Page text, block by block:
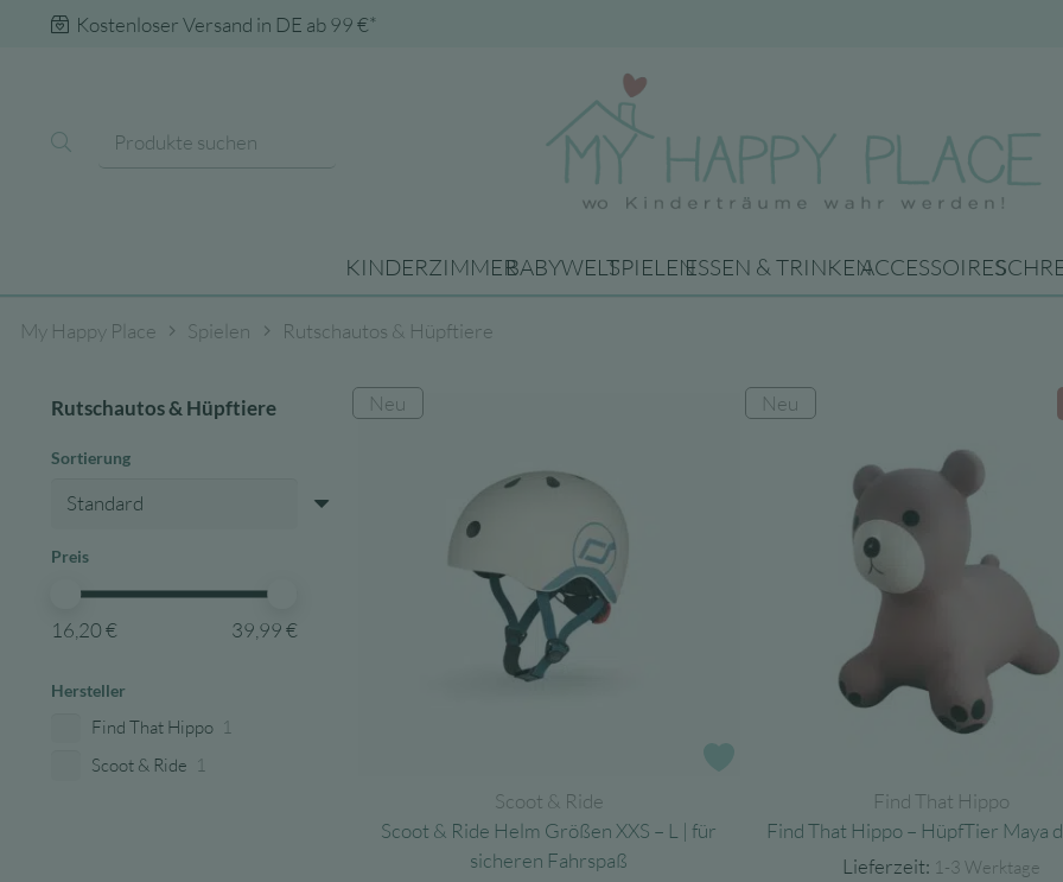
Kostenloser Versand in DE ab 99 €*
KINDERZIMMERBABYWELTSPIELENESSEN & TRINKENACCESSOIRES
My Happy Place Spielen Rutschautos & Hüpftiere
Rutschautos & Hüpftiere
Rutschautos & Hüpftiere
Sortierung
Preis
16,20 € 39,99 €
Hersteller
Find That Hippo 1
Scoot & Ride 1
Neu
Scoot & Ride
Scoot & Ride Helm Größen XXS – L | für
sicheren Fahrspaß
Neu
Find That Hippo
Find That Hippo – HüpfTier Maya
Lieferzeit: 1-3 Werktage